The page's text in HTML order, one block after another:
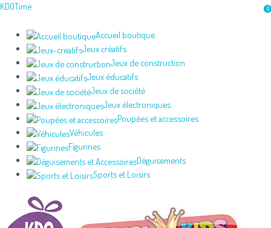
Aller
contenu
KDOTime
Accueil boutique
Jeux créatifs
Jeux de construction
Jeux éducatifs
Jeux de société
Jeux électroniques
Poupées et accessoires
Véhicules
Figurines
Déguisements
Sports et Loisirs
0